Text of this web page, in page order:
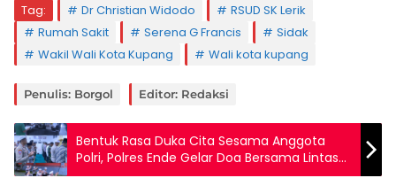
Tag: Dr Christian Widodo
RSUD SK Lerik
Rumah Sakit
Serena G Francis
Sidak
Wakil Wali Kota Kupang
Wali kota kupang
Penulis: Borgol Editor: Redaksi
Bentuk Rasa Duka Cita Sesama Anggota
Polri, Polres Ende Gelar Doa Bersama Lintas
Agama